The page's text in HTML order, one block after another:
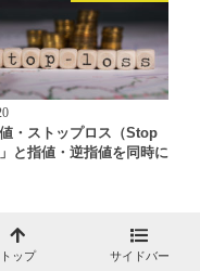
値・ストップロス（Stop
と指値・逆指値を同時に
トップ サイドバー